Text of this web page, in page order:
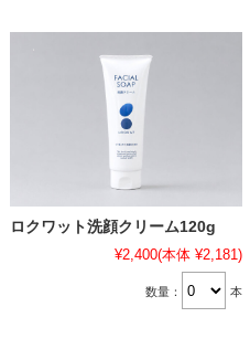
ロクワット洗顔クリーム120g
¥2,400(本体 ¥2,181)
数量： 本